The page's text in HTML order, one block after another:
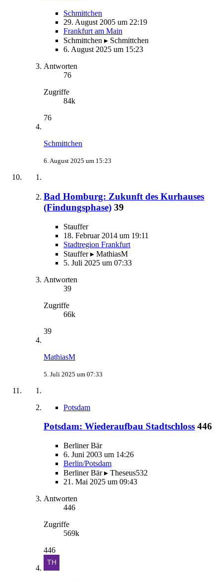
Schmittchen
29. August 2005 um 22:19
Frankfurt am Main
Schmittchen ▸ Schmittchen
6. August 2025 um 15:23
Antworten
76
Zugriffe
84k
76
Schmittchen
6. August 2025 um 15:23
Bad Homburg: Zukunft des Kurhauses
(Findungsphase) 39
Stauffer
18. Februar 2014 um 19:11
Stadtregion Frankfurt
Stauffer ▸ MathiasM
5. Juli 2025 um 07:33
Antworten
39
Zugriffe
66k
39
MathiasM
5. Juli 2025 um 07:33
Potsdam
Potsdam: Wiederaufbau Stadtschloss 446
Berliner Bär
6. Juni 2003 um 14:26
Berlin/Potsdam
Berliner Bär ▸ Theseus532
21. Mai 2025 um 09:43
Antworten
446
Zugriffe
569k
446